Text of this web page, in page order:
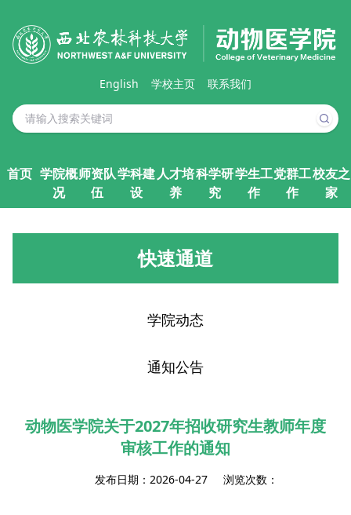
English 学校主页 联系我们
首页 学院概
况
师资队
伍
学科建
设
人才培
养
科学研
究
学生工
作
党群工
作
校友之
家
快速通道
学院动态
通知公告
动物医学院关于2027年招收研究生教师年度
审核工作的通知
发布日期：2026-04-27 浏览次数：